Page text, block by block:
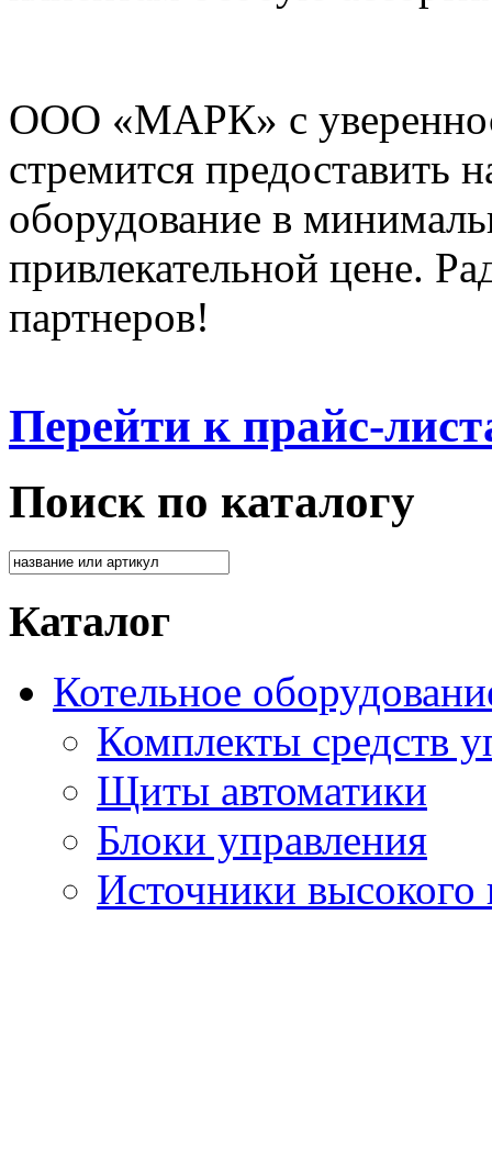
ООО «МАРК» с
стремится предоставить
оборудование в
привлекательной цене.
партнеров!
Перейти к прайс-
Поиск по каталогу
Каталог
Котельное
Комплекты средств
Щиты автоматики
Блоки управления
Источники высокого